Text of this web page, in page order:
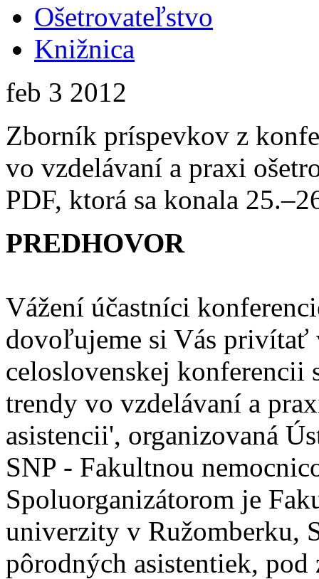
Ošetrovateľstvo
Knižnica
feb 3 2012
Zborník príspevkov z
vo vzdelávaní a praxi
PDF, ktorá sa konala
PREDHOVOR
Vážení účastníci
dovoľujeme si Vás privítať
celoslovenskej konferencii
trendy vo vzdelávaní a
asistencii', organizovaná
SNP - Fakultnou
Spoluorganizátorom je
univerzity v Ružomberku,
pôrodných asistentiek, pod